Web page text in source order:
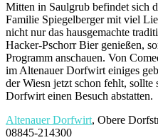
Mitten in Saulgrub befindet sich
Familie Spiegelberger mit viel
nicht nur das hausgemachte
Hacker-Pschorr Bier genießen,
Programm anschauen. Von
im Altenauer Dorfwirt einiges
der Wiesn jetzt schon fehlt, sollte
Dorfwirt einen Besuch abstatten.
Altenauer Dorfwirt, Obere
08845-214300